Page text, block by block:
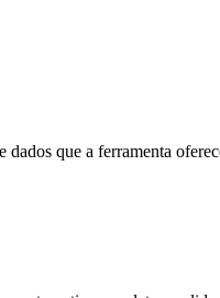
dados que a ferramenta